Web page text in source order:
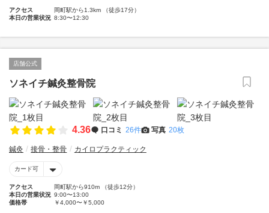
アクセス
岡町駅から1.3km （徒歩17分）
本日の営業状況 8:30〜12:30
店舗公式
ソネイチ鍼灸整骨院
4.36 口コミ 26件 写真 20枚
鍼灸 接骨・整骨 カイロプラクティック
カード可
アクセス
岡町駅から910m （徒歩12分）
本日の営業状況 9:00〜13:00
価格帯
￥4,000〜￥5,000